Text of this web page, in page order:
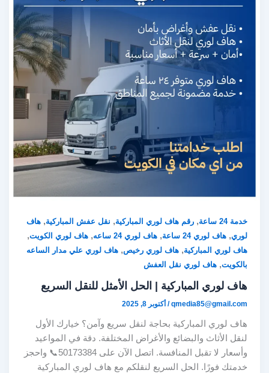
خدمة 24 ساعة ,رقم هاف لوري المباركية, نقل عفش المباركية,هاف
لوري,هاف لوري 24 ساعة ,هاف لوري 24 ساعه ,هاف لوري الكويت,
هاف لوري المباركية,هاف لوري رخيص,هاف لوري علي مدار الساعه
بالكويت,هاف لوري نقل العفش
هاف لوري المباركية | الحل الأمثل للنقل السريع
qmedia85@gmail.com
/ أكتوبر 8, 2025
هاف لوري المباركية بحاجة لنقل سريع وآمن؟ خيارك الأول
لنقل الأثاث والبضائع والأغراض المختلفة. دقة في المواعيد
وأسعار لا تقبل المنافسة. اتصل الآن على 50173384📞 واحجز
خدمتك فورًا. الحل السريع لنقلكم مع هاف لوري المباركية